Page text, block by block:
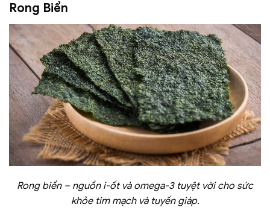
Rong Biển
Rong biển – nguồn i-ốt và omega-3 tuyệt vời cho sức
khỏe tim mạch và tuyến giáp.